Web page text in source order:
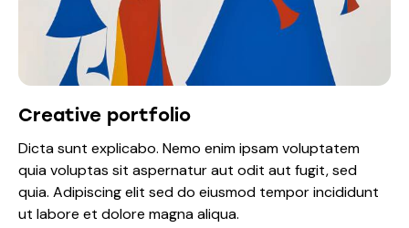
Creative portfolio
Dicta sunt explicabo. Nemo enim ipsam voluptatem
quia voluptas sit aspernatur aut odit aut fugit, sed
quia. Adipiscing elit sed do eiusmod tempor incididunt
ut labore et dolore magna aliqua.